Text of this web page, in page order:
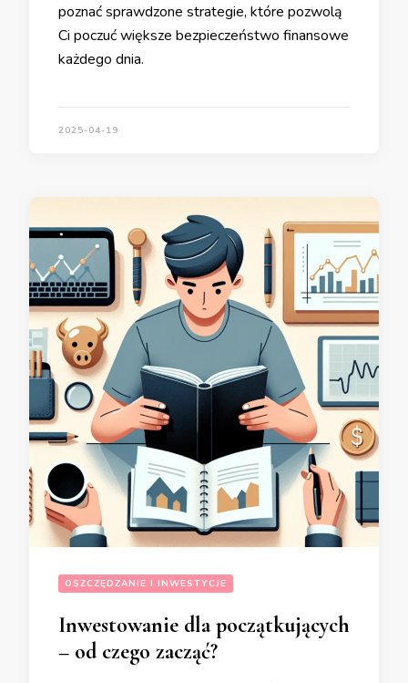
poznać sprawdzone strategie, które pozwolą
Ci poczuć większe bezpieczeństwo finansowe
każdego dnia.
2025-04-19
OSZCZĘDZANIE I INWESTYCJE
Inwestowanie dla początkujących
– od czego zacząć?